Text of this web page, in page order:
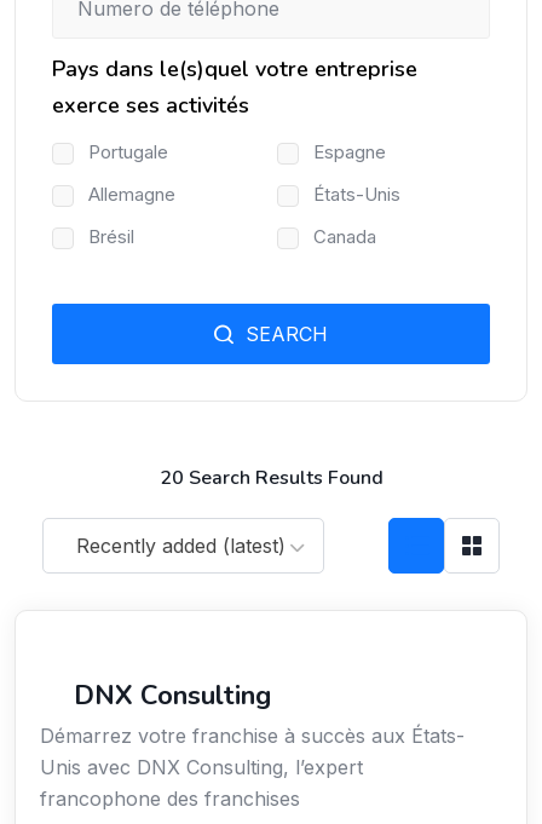
20 Search Results Found
Recently added (latest)
DNX Consulting
Démarrez votre franchise à succès aux États-
Unis avec DNX Consulting, l’expert
francophone des franchises
Pays dans le(s)quel votre entreprise
exerce ses activités
Portugale
Espagne
Allemagne
États-Unis
Brésil
Canada
SEARCH